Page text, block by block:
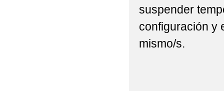
suspender
configuración y
mismo/s.